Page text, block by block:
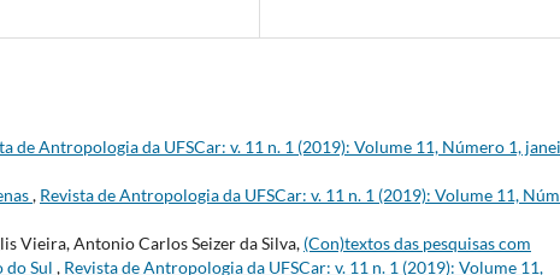
de Antropologia da UFSCar: v. 11 n. 1 (2019): Volume 11, Número 1,
, Revista de Antropologia da UFSCar: v. 11 n. 1 (2019): Volume 11,
Vieira, Antonio Carlos Seizer da Silva, (Con)textos das pesquisas com
do Sul , Revista de Antropologia da UFSCar: v. 11 n. 1 (2019): Volume 11,